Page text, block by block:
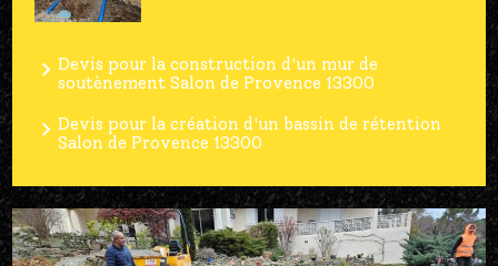
Devis pour la construction d'un mur de
soutènement Salon de Provence 13300
Devis pour la création d'un bassin de rétention
Salon de Provence 13300